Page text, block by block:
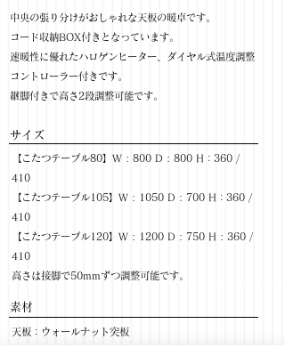
中央の張り分けがおしゃれな天板の暖卓です。
コード収納BOX付きとなっています。
速暖性に優れたハロゲンヒーター、ダイヤル式温度調整
コントローラー付きです。
継脚付きで高さ2段調整可能です。
サイズ
【こたつテーブル80】W : 800 D : 800 H：360 /
410
【こたつテーブル105】W : 1050 D : 700 H：360 /
410
【こたつテーブル120】W : 1200 D : 750 H : 360 /
410
高さは接脚で50mmずつ調整可能です。
​素材
天板：ウォールナット突板